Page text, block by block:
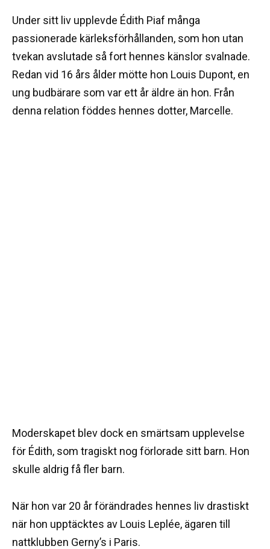
Under sitt liv upplevde Édith Piaf många
passionerade kärleksförhållanden, som hon utan
tvekan avslutade så fort hennes känslor svalnade.
Redan vid 16 års ålder mötte hon Louis Dupont, en
ung budbärare som var ett år äldre än hon. Från
denna relation föddes hennes dotter, Marcelle.
Moderskapet blev dock en smärtsam upplevelse
för Édith, som tragiskt nog förlorade sitt barn. Hon
skulle aldrig få fler barn.
När hon var 20 år förändrades hennes liv drastiskt
när hon upptäcktes av Louis Leplée, ägaren till
nattklubben Gerny’s i Paris.